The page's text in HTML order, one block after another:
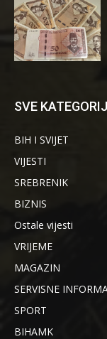
SVE
BIH I SVIJET
VIJESTI
SREBRENIK
BIZNIS
Ostale vijesti
VRIJEME
MAGAZIN
SERVISNE
SPORT
BIHAMK